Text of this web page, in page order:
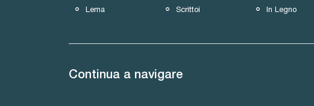
Lema Scrittoi In Legno
Continua a navigare